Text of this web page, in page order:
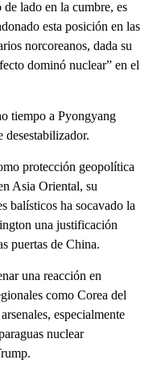
lado en la cumbre, es
esta posición en las
norcoreanos, dada su
dominó nuclear” en el
tiempo a Pyongyang
desestabilizador.
protección geopolítica
Asia Oriental, su
balísticos ha socavado la
una justificación
puertas de China.
una reacción en
como Corea del
especialmente
nuclear